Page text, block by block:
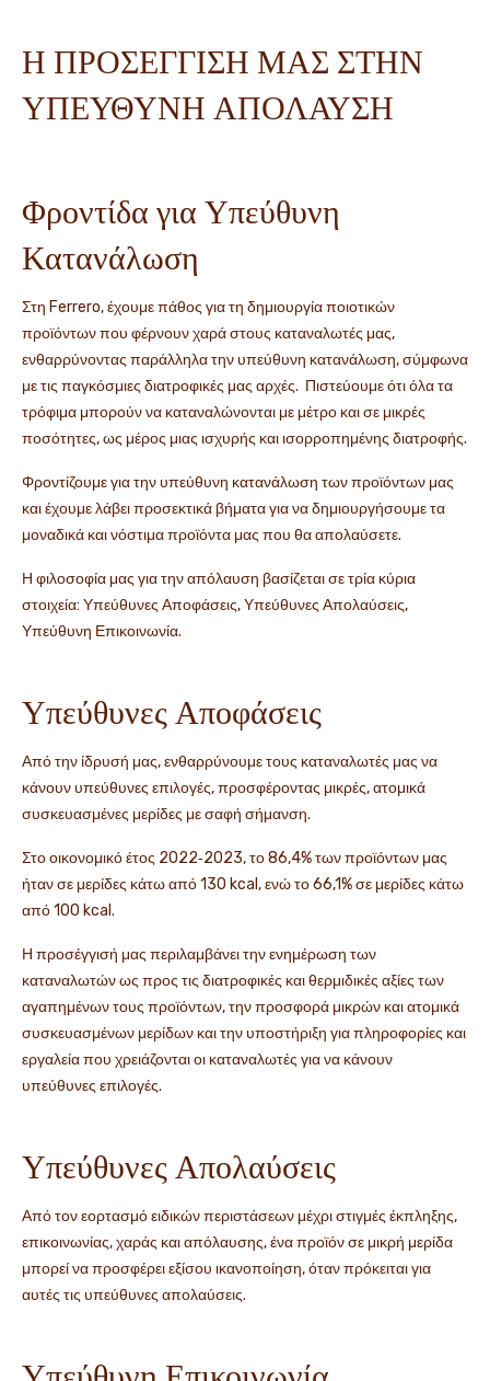
Η ΠΡΟΣΕΓΓΙΣΗ ΜΑΣ ΣΤΗΝ
ΥΠΕΥΘΥΝΗ ΑΠΟΛΑΥΣΗ
Φροντίδα για Υπεύθυνη
Κατανάλωση
Στη Ferrero, έχουμε πάθος για τη δημιουργία ποιοτικών
προϊόντων που φέρνουν χαρά στους καταναλωτές μας,
ενθαρρύνοντας παράλληλα την υπεύθυνη κατανάλωση, σύμφωνα
με τις παγκόσμιες διατροφικές μας αρχές. Πιστεύουμε ότι όλα τα
τρόφιμα μπορούν να καταναλώνονται με μέτρο και σε μικρές
ποσότητες, ως μέρος μιας ισχυρής και ισορροπημένης διατροφής.
Φροντίζουμε για την υπεύθυνη κατανάλωση των προϊόντων μας
και έχουμε λάβει προσεκτικά βήματα για να δημιουργήσουμε τα
μοναδικά και νόστιμα προϊόντα μας που θα απολαύσετε.
Η φιλοσοφία μας για την απόλαυση βασίζεται σε τρία κύρια
στοιχεία: Υπεύθυνες Αποφάσεις, Υπεύθυνες Απολαύσεις,
Υπεύθυνη Επικοινωνία.
Υπεύθυνες Αποφάσεις
Από την ίδρυσή μας, ενθαρρύνουμε τους καταναλωτές μας να
κάνουν υπεύθυνες επιλογές, προσφέροντας μικρές, ατομικά
συσκευασμένες μερίδες με σαφή σήμανση.
Στο οικονομικό έτος 2022‑2023, το 86,4% των προϊόντων μας
ήταν σε μερίδες κάτω από 130 kcal, ενώ το 66,1% σε μερίδες κάτω
από 100 kcal.
Η προσέγγισή μας περιλαμβάνει την ενημέρωση των
καταναλωτών ως προς τις διατροφικές και θερμιδικές αξίες των
αγαπημένων τους προϊόντων, την προσφορά μικρών και ατομικά
συσκευασμένων μερίδων και την υποστήριξη για πληροφορίες και
εργαλεία που χρειάζονται οι καταναλωτές για να κάνουν
υπεύθυνες επιλογές.
Υπεύθυνες Απολαύσεις
Από τον εορτασμό ειδικών περιστάσεων μέχρι στιγμές έκπληξης,
επικοινωνίας, χαράς και απόλαυσης, ένα προϊόν σε μικρή μερίδα
μπορεί να προσφέρει εξίσου ικανοποίηση, όταν πρόκειται για
αυτές τις υπεύθυνες απολαύσεις.